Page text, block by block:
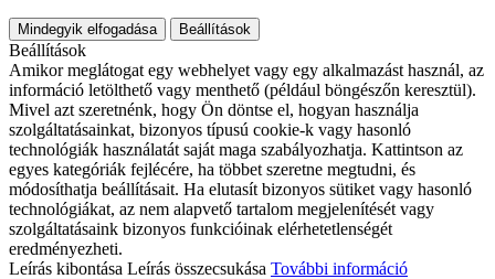
Mindegyik elfogadása Beállítások
Beállítások
Amikor meglátogat egy webhelyet vagy egy alkalmazást használ, az
információ letölthető vagy menthető (például böngészőn keresztül).
Mivel azt szeretnénk, hogy Ön döntse el, hogyan használja
szolgáltatásainkat, bizonyos típusú cookie-k vagy hasonló
technológiák használatát saját maga szabályozhatja. Kattintson az
egyes kategóriák fejlécére, ha többet szeretne megtudni, és
módosíthatja beállításait. Ha elutasít bizonyos sütiket vagy hasonló
technológiákat, az nem alapvető tartalom megjelenítését vagy
szolgáltatásaink bizonyos funkcióinak elérhetetlenségét
eredményezheti.
Leírás kibontása Leírás összecsukása További információ